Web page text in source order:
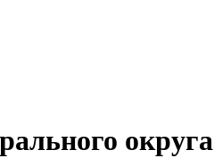
округа